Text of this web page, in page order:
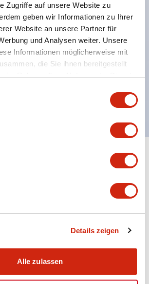
Zugriffe auf unsere Website zu
geben wir Informationen zu Ihrer
Website an unsere Partner für
und Analysen weiter. Unsere
Informationen möglicherweise mit
die Sie ihnen bereitgestellt
im Rahmen Ihrer Nutzung der Dienste
Details zeigen
Alle zulassen
möglich
(IEC60529)
Dateien
Genehmigungen & Standards
.PDF1.23MB